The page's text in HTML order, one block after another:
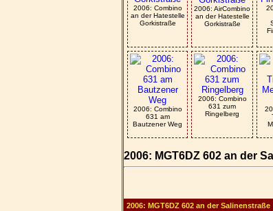
2006: Combino
an der Hatestelle
Gorkistraße
2006: AirCombino
an der Hatestelle
Gorkistraße
2006: Combino
631 am
Bautzener Weg
2006: Combino
631 zum
Ringelberg
2006: MGT6DZ 602 an der
2006: MGT6DZ 602 an der Salinenstraße